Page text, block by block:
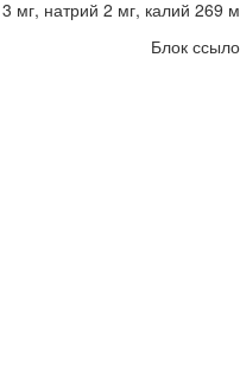
мг, натрий 2 мг, калий 269
Блок